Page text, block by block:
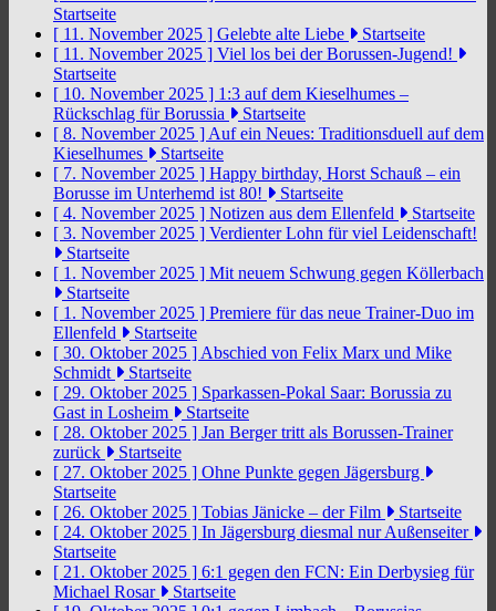
Startseite
[ 11. November 2025 ] Gelebte alte Liebe
Startseite
[ 11. November 2025 ] Viel los bei der Borussen-Jugend!
Startseite
[ 10. November 2025 ] 1:3 auf dem Kieselhumes –
Rückschlag für Borussia
Startseite
[ 8. November 2025 ] Auf ein Neues: Traditionsduell auf dem
Kieselhumes
Startseite
[ 7. November 2025 ] Happy birthday, Horst Schauß – ein
Borusse im Unterhemd ist 80!
Startseite
[ 4. November 2025 ] Notizen aus dem Ellenfeld
Startseite
[ 3. November 2025 ] Verdienter Lohn für viel Leidenschaft!
Startseite
[ 1. November 2025 ] Mit neuem Schwung gegen Köllerbach
Startseite
[ 1. November 2025 ] Premiere für das neue Trainer-Duo im
Ellenfeld
Startseite
[ 30. Oktober 2025 ] Abschied von Felix Marx und Mike
Schmidt
Startseite
[ 29. Oktober 2025 ] Sparkassen-Pokal Saar: Borussia zu
Gast in Losheim
Startseite
[ 28. Oktober 2025 ] Jan Berger tritt als Borussen-Trainer
zurück
Startseite
[ 27. Oktober 2025 ] Ohne Punkte gegen Jägersburg
Startseite
[ 26. Oktober 2025 ] Tobias Jänicke – der Film
Startseite
[ 24. Oktober 2025 ] In Jägersburg diesmal nur Außenseiter
Startseite
[ 21. Oktober 2025 ] 6:1 gegen den FCN: Ein Derbysieg für
Michael Rosar
Startseite